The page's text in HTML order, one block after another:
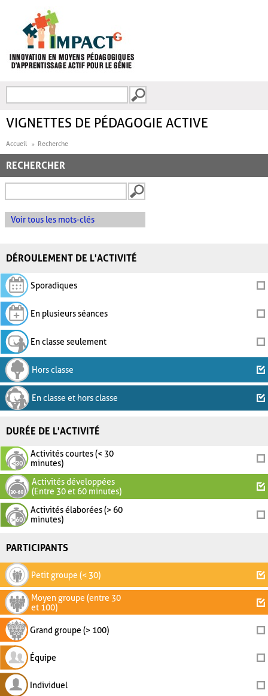
FORMULAIRE DE
VIGNETTES DE PÉDAGOGIE ACTIVE
Accueil Recherche
RECHERCHER
Voir tous les mots-clés
DÉROULEMENT DE L'ACTIVITÉ
Sporadiques
En plusieurs séances
En classe seulement
Hors classe
En classe et hors classe
DURÉE DE L'ACTIVITÉ
Activités courtes (< 30
minutes)
Activités développées
(Entre 30 et 60 minutes)
Activités élaborées (> 60
minutes)
PARTICIPANTS
Petit groupe (< 30)
Moyen groupe (entre 30
et 100)
Grand groupe (> 100)
Équipe
Individuel